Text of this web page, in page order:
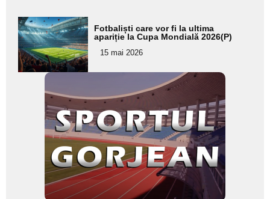
Adaugă
aici textul
pentru
subtitlu
Fotbaliști care vor fi la ultima
apariție la Cupa Mondială 2026(P)
15 mai 2026